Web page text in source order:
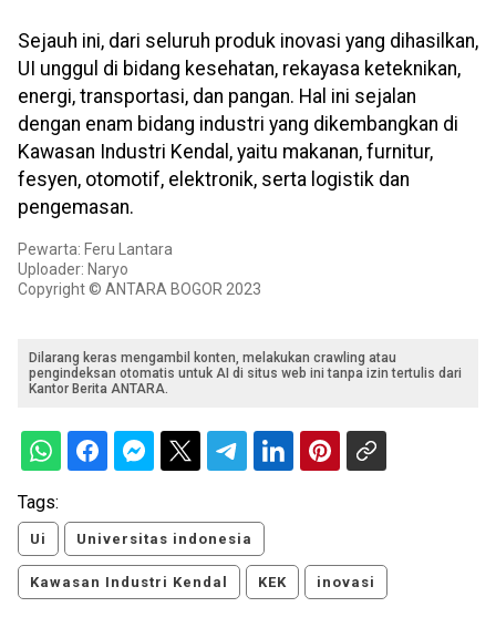
Sejauh ini, dari seluruh produk inovasi yang dihasilkan,
UI unggul di bidang kesehatan, rekayasa keteknikan,
energi, transportasi, dan pangan. Hal ini sejalan
dengan enam bidang industri yang dikembangkan di
Kawasan Industri Kendal, yaitu makanan, furnitur,
fesyen, otomotif, elektronik, serta logistik dan
pengemasan.
Pewarta: Feru Lantara
Uploader: Naryo
Copyright © ANTARA BOGOR 2023
Dilarang keras mengambil konten, melakukan crawling atau
pengindeksan otomatis untuk AI di situs web ini tanpa izin tertulis dari
Kantor Berita ANTARA.
Tags:
Ui Universitas indonesia
Kawasan Industri Kendal KEK inovasi